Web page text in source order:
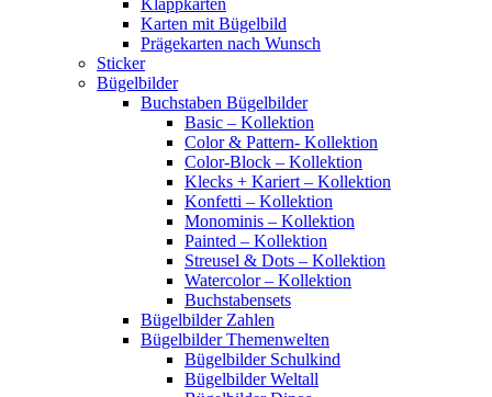
Klappkarten
Karten mit Bügelbild
Prägekarten nach Wunsch
Sticker
Bügelbilder
Buchstaben Bügelbilder
Basic – Kollektion
Color & Pattern- Kollektion
Color-Block – Kollektion
Klecks + Kariert – Kollektion
Konfetti – Kollektion
Monominis – Kollektion
Painted – Kollektion
Streusel & Dots – Kollektion
Watercolor – Kollektion
Buchstabensets
Bügelbilder Zahlen
Bügelbilder Themenwelten
Bügelbilder Schulkind
Bügelbilder Weltall